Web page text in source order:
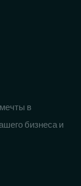
в
бизнеса и